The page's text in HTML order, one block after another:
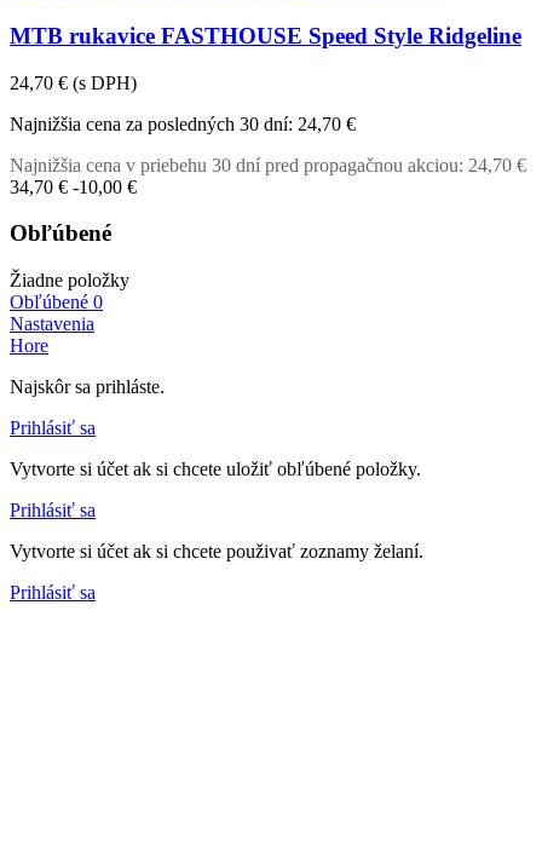
MTB rukavice FASTHOUSE Speed ​​​​Style Ridgeline
24,70 € (s DPH)
Najnižšia cena za posledných 30 dní: 24,70 €
Najnižšia cena v priebehu 30 dní pred propagačnou akciou: 24,70 €
34,70 € -10,00 €
Obľúbené
Žiadne položky
Obľúbené 0
Nastavenia
Hore
Najskôr sa prihláste.
Prihlásiť sa
Vytvorte si účet ak si chcete uložiť obľúbené položky.
Prihlásiť sa
Vytvorte si účet ak si chcete použivať zoznamy želaní.
Prihlásiť sa